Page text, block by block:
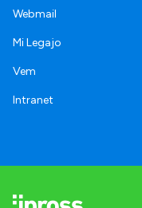
Webmail
Mi Legajo
Vem
Intranet